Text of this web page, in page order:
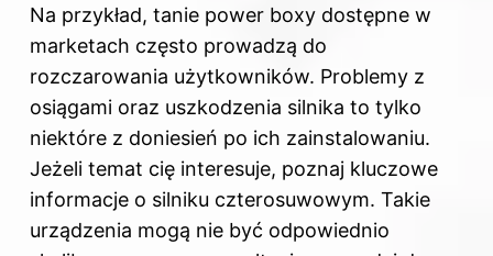
Na przykład, tanie power boxy dostępne w
marketach często prowadzą do
rozczarowania użytkowników. Problemy z
osiągami oraz uszkodzenia silnika to tylko
niektóre z doniesień po ich zainstalowaniu.
Jeżeli temat cię interesuje, poznaj kluczowe
informacje o silniku czterosuwowym. Takie
urządzenia mogą nie być odpowiednio